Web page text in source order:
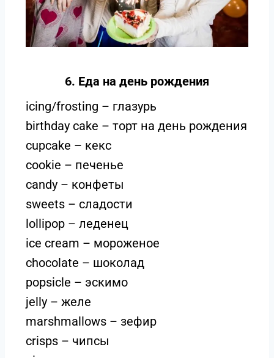
6. Еда на день рождения
icing/frosting – глазурь
birthday cake – торт на день рождения
cupcake – кекс
cookie – печенье
candy – конфеты
sweets – сладости
lollipop – леденец
ice cream – мороженое
chocolate – шоколад
popsicle – эскимо
jelly – желе
marshmallows – зефир
crisps – чипсы